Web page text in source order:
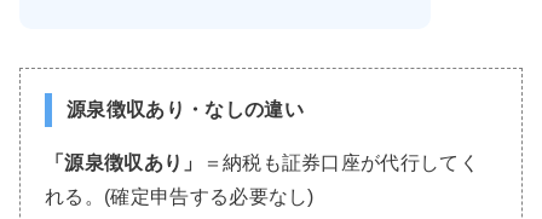
源泉徴収あり・なしの違い
「源泉徴収あり」
＝納税も証券口座が代行してく
れる。(確定申告する必要なし)